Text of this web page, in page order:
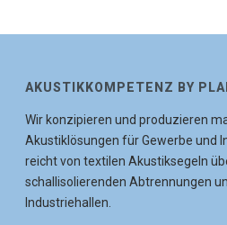
AKUSTIKKOMPETENZ BY
Wir konzipieren und produzieren
Akustiklösungen für Gewerbe und
reicht von textilen Akustiksegeln
schallisolierenden Abtrennungen
Industriehallen.